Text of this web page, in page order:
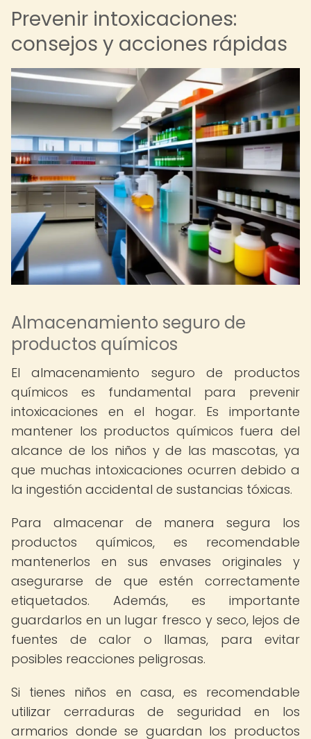
Prevenir intoxicaciones:
consejos y acciones rápidas
Almacenamiento seguro de
productos químicos
El almacenamiento seguro de productos
químicos es fundamental para prevenir
intoxicaciones en el hogar. Es importante
mantener los productos químicos fuera del
alcance de los niños y de las mascotas, ya
que muchas intoxicaciones ocurren debido a
la ingestión accidental de sustancias tóxicas.
Para almacenar de manera segura los
productos químicos, es recomendable
mantenerlos en sus envases originales y
asegurarse de que estén correctamente
etiquetados. Además, es importante
guardarlos en un lugar fresco y seco, lejos de
fuentes de calor o llamas, para evitar
posibles reacciones peligrosas.
Si tienes niños en casa, es recomendable
utilizar cerraduras de seguridad en los
armarios donde se guardan los productos